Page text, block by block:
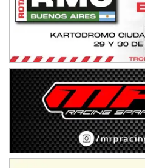
ENTRERRIANO - F6 (POSTERGADA)
Parque de la Velocidad (Asfalto)
Villaguay (Entre Ríos)
VICTORIENSE - F7
El Cerro (Tierra)
Victoria (Entre Ríos)
PATAGONICO - F6
Moto Club Reginense (Tierra)
Gral. E. Godoy (Río Negro)
CSK - F7
Juventud Unida (Tierra)